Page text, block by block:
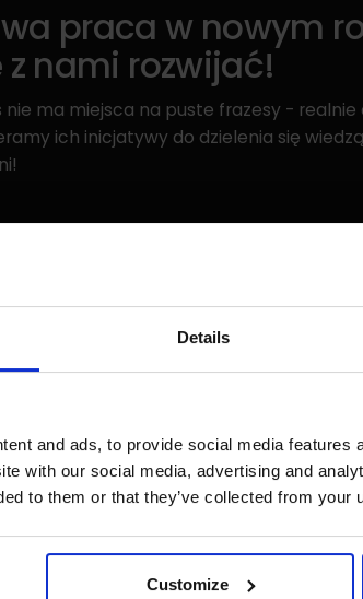
Details
and ads, to provide social media features
with our social media, advertising and
to them or that they’ve collected from your
Customize
praca w nowym
z nami rozwijać!
nie ma miejsca na puste frazesy -
ich inicjatywy do dzielenia się
2023 -
na bank, plany na przyszłość i zabawa
wyjazd integracyjny Strix. Tym
się w malowniczym otoczeniu